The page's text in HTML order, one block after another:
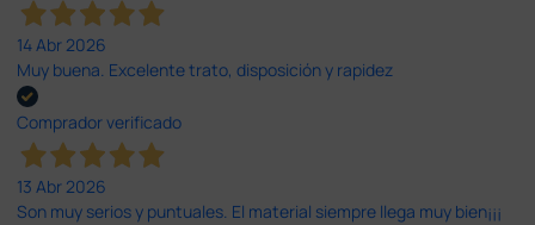
14 Abr 2026
Muy buena. Excelente trato, disposición y rapidez
Comprador verificado
13 Abr 2026
Son muy serios y puntuales. El material siempre llega muy bien¡¡¡